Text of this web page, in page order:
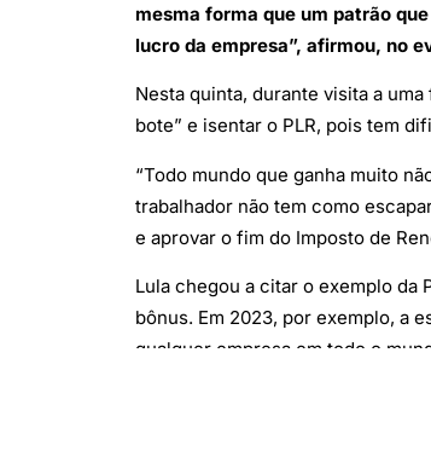
mesma forma que um patrão
lucro da empresa”, afirmou, no
Nesta quinta, durante visita a
bote” e isentar o PLR, pois tem
“Todo mundo que ganha muito
trabalhador não tem como
e aprovar o fim do Imposto de
Lula chegou a citar o exemplo da
bônus. Em 2023, por exemplo, a
qualquer empresa em todo o